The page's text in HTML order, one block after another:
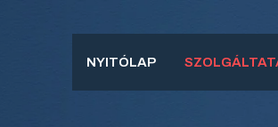
NYITÓLAP